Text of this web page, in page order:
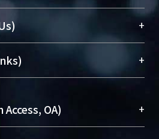
之列，為永久珍藏及向國際
果及學術能量，圖書館整合
學術庫（AH）不同功能平
NTU scholars。期能整合研
and promote researcher
+
(Medical Library)
+
OA) +